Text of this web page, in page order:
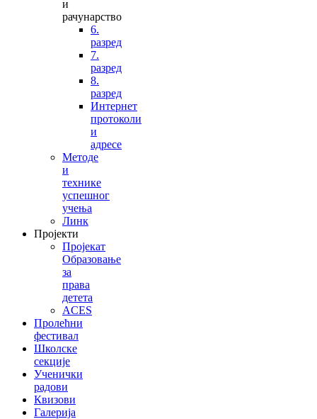
и
рачунарство
6.
разред
7.
разред
8.
разред
Интернет
протоколи
и
адресе
Методе
и
технике
успешног
учења
Линк
Пројекти
Пројекат
Образовање
за
права
детета
ACES
Пролећни
фестивал
Школске
секције
Ученички
радови
Квизови
Галерија